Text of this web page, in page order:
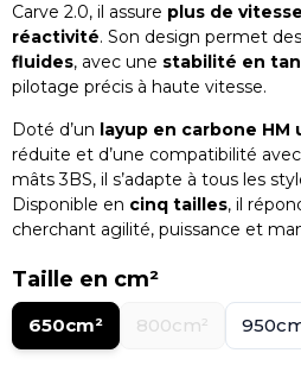
Carve 2.0, il assure plus de
réactivité. Son design permet des
fluides, avec une stabilité en
pilotage précis à haute vitesse.
Doté d’un layup en carbone HM
réduite et d’une compatibilité
mâts 3BS, il s’adapte à tous les
Disponible en cinq tailles, il
cherchant agilité, puissance et
Taille en cm²
650cm² 800cm²